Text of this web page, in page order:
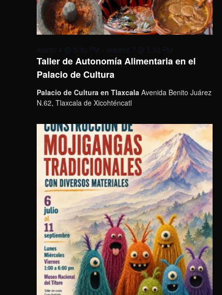
Taller de Autonomía Alimentaria en el
Palacio de Cultura
marzo 4 @ 3:30 PM - octubre 7 @ 5:30 PM
Palacio de Cultura en Tlaxcala Avenida Benito Juárez
N.62, Tlaxcala de Xicohténcatl